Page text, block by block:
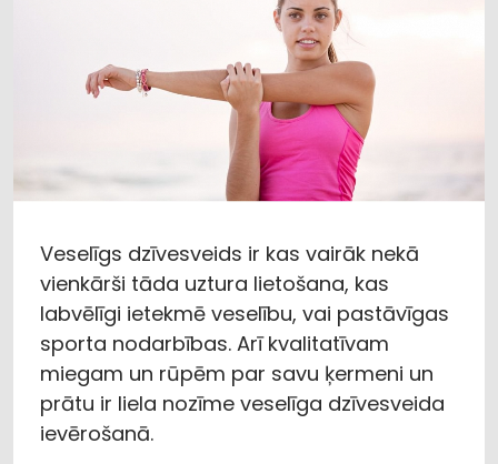
Veselīgs dzīvesveids ir kas vairāk nekā
vienkārši tāda uztura lietošana, kas
labvēlīgi ietekmē veselību, vai pastāvīgas
sporta nodarbības. Arī kvalitatīvam
miegam un rūpēm par savu ķermeni un
prātu ir liela nozīme veselīga dzīvesveida
ievērošanā.